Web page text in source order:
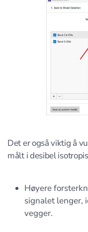
Det er også viktig å
målt i desibel
Høyere
signalet lenger,
vegger.